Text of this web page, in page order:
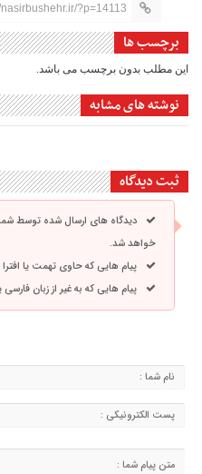
nasirbushehr.ir/?p=14113
برچسب ها
این مطلب بدون برچسب می باشد.
نوشته های مشابه
ثبت دیدگاه
دیدگاه های ارسال شده توسط
خواهد شد.
پیام هایی که حاوی تهمت یا
پیام هایی که به غیر از زبان